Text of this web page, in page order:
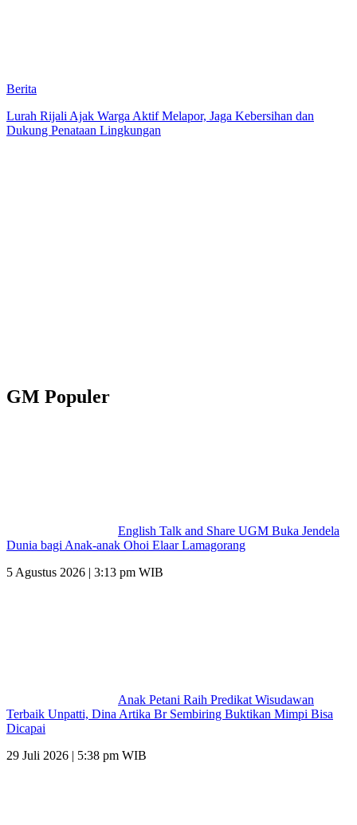
Berita
Lurah Rijali Ajak Warga Aktif Melapor, Jaga Kebersihan dan
Dukung Penataan Lingkungan
GM Populer
English Talk and Share UGM Buka Jendela
Dunia bagi Anak-anak Ohoi Elaar Lamagorang
5 Agustus 2026 | 3:13 pm WIB
Anak Petani Raih Predikat Wisudawan
Terbaik Unpatti, Dina Artika Br Sembiring Buktikan Mimpi Bisa
Dicapai
29 Juli 2026 | 5:38 pm WIB